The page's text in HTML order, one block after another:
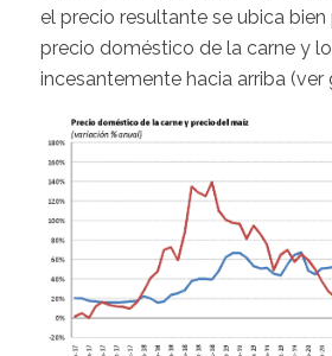
el precio resultante se ubica
precio doméstico de la carne y
incesantemente hacia arriba (ver